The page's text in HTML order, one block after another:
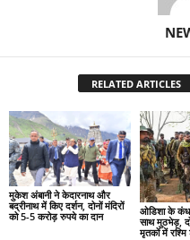
RELATED ARTICLES
मुकेश अंबानी ने केदारनाथ और
बद्रीनाथ में किए दर्शन, दोनों मंदिरों
को 5-5 करोड़ रुपये का दान
ओडिशा के
साथ मुठभेड़,
मृतकों में रश्मि